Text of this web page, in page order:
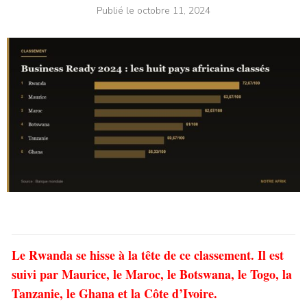
Publié le octobre 11, 2024
Le Rwanda se hisse à la tête de ce classement. Il est
suivi par Maurice, le Maroc, le Botswana, le Togo, la
Tanzanie, le Ghana et la Côte d’Ivoire.